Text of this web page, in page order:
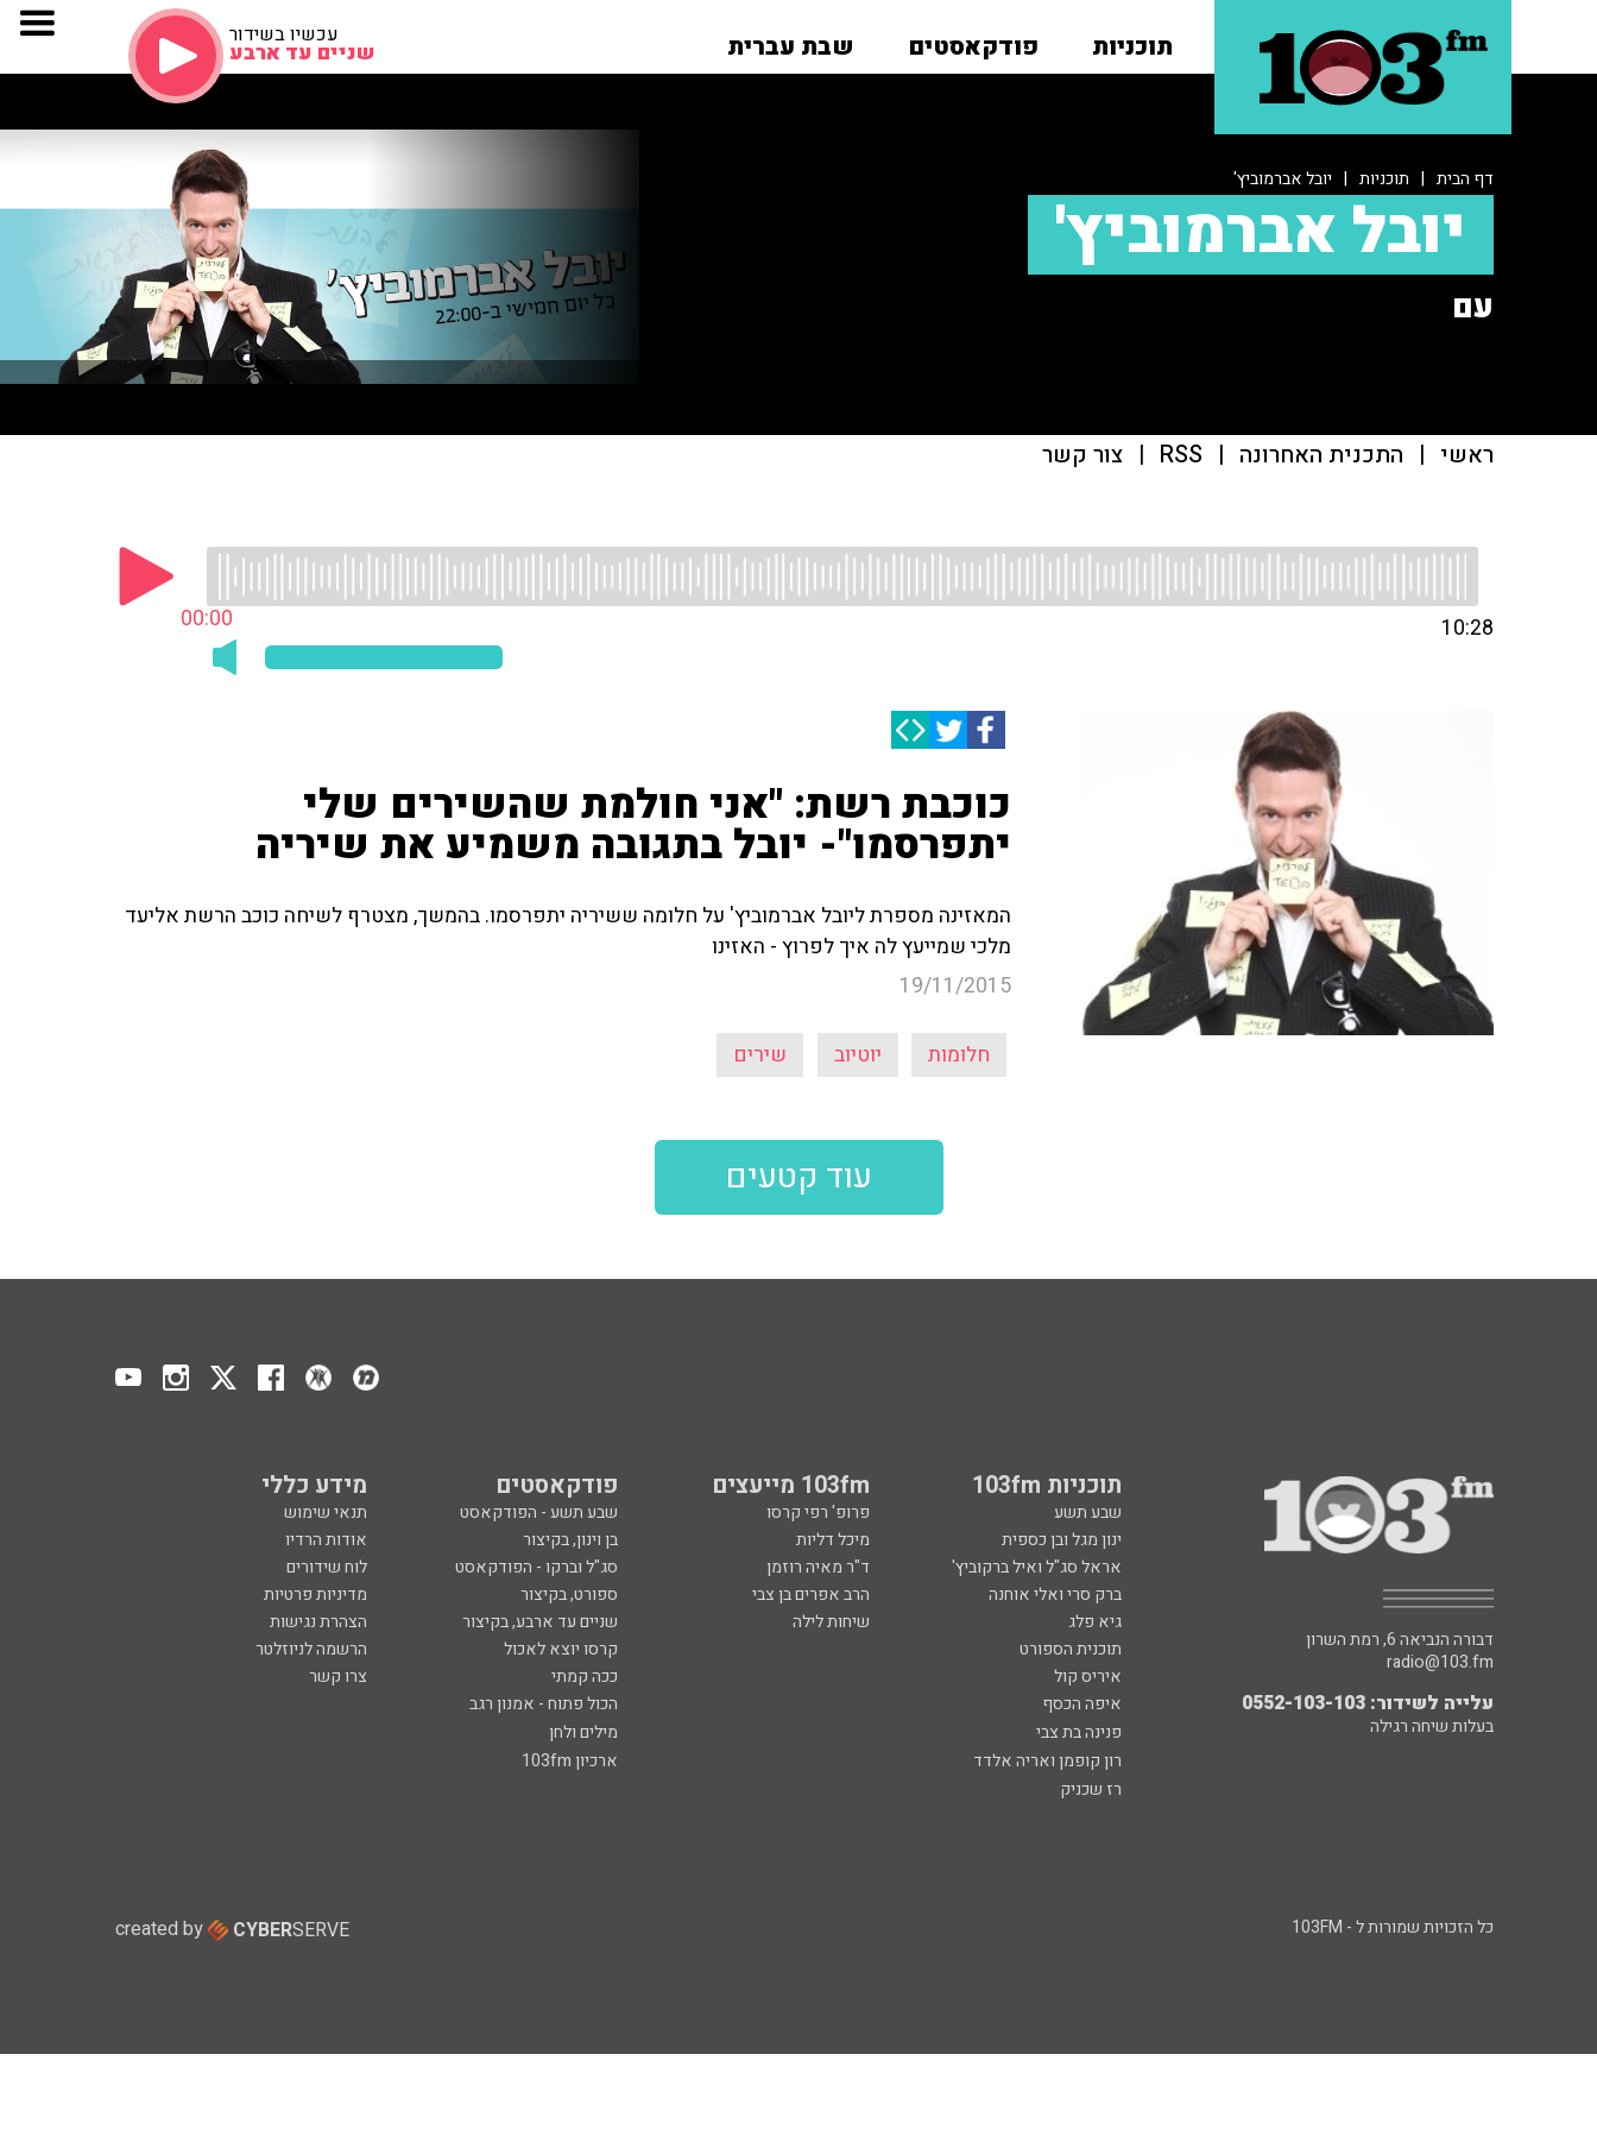
תוכניות פודקאסטים שבת עברית עכשיו בשידור
שניים עד ארבע
דף הבית | תוכניות | יובל אברמוביץ'
יובל אברמוביץ'
עם
ראשי | התכנית האחרונה |
RSS
| צור קשר
00:00 10:28
כוכבת רשת: "אני חולמת שהשירים שלי
יתפרסמו"- יובל בתגובה משמיע את שיריה
המאזינה מספרת ליובל אברמוביץ' על חלומה ששיריה יתפרסמו. בהמשך, מצטרף לשיחה כוכב הרשת אליעד
מלכי שמייעץ לה איך לפרוץ - האזינו
19/11/2015
חלומות יוטיוב שירים
עוד קטעים
תוכניות 103fm 103fm מייעצים פודקאסטים מידע כללי
שבע תשע פרופ' רפי קרסו שבע תשע - הפודקאסט
תנאי שימוש
ינון מגל ובן כספית
מיכל דליות בן וינון, בקיצור
אודות הרדיו
אראל סג"ל ואיל ברקוביץ'
ד"ר מאיה רוזמן סג"ל וברקו - הפודקאסט
לוח שידורים
ברק סרי ואלי אוחנה
הרב אפרים בן צבי ספורט, בקיצור
מדיניות פרטיות
גיא פלג
שיחות לילה שניים עד ארבע, בקיצור
הצהרת נגישות
תוכנית הספורט
קרסו יוצא לאכול
הרשמה לניוזלטר
איריס קול
ככה קמתי
צרו קשר
איפה הכסף
הכול פתוח - אמנון רגב
פנינה בת צבי
מילים ולחן
רון קופמן ואריה אלדד
ארכיון 103fm
רז שכניק
דבורה הנביאה 6, רמת השרון
radio@103.fm
עלייה לשידור: 0552-103-103
בעלות שיחה רגילה
כל הזכויות שמורות ל - 103FM created by CYBERSERVE